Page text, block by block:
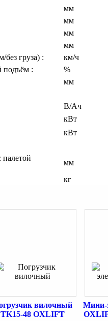
мм
мм
мм
мм
без груза) :
км/ч
подъём :
%
мм
В/Ач
кВт
кВт
мм
кг
вилочный
TK15-48 OXLIFT
Мини-